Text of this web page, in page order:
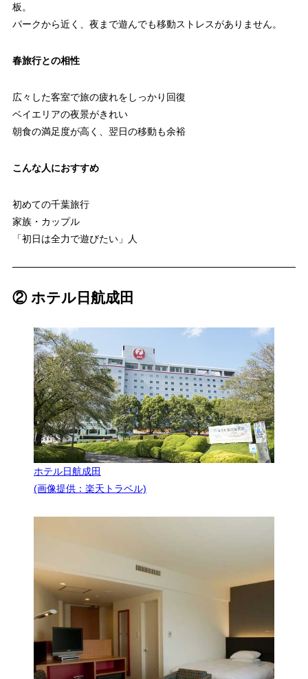
板。
パークから近く、夜まで遊んでも移動ストレスがありません。
春旅行との相性
広々した客室で旅の疲れをしっかり回復
ベイエリアの夜景がきれい
朝食の満足度が高く、翌日の移動も余裕
こんな人におすすめ
初めての千葉旅行
家族・カップル
「初日は全力で遊びたい」人
② ホテル日航成田
ホテル日航成田
(画像提供：楽天トラベル)